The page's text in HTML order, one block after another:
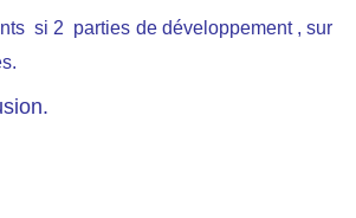
si 2 parties de développement ,sur